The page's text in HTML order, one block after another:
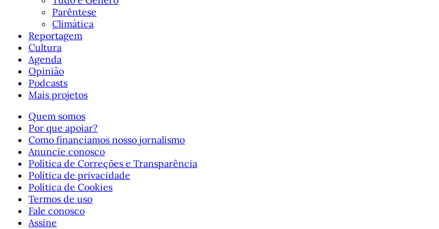
Parêntese
Climática
Reportagem
Cultura
Agenda
Opinião
Podcasts
Mais projetos
Quem somos
Por que apoiar?
Como financiamos nosso jornalismo
Anuncie conosco
Política de Correções e Transparência
Política de privacidade
Política de Cookies
Termos de uso
Fale conosco
Assine